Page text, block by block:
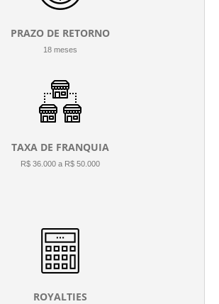
PRAZO DE RETORNO
18 meses
TAXA DE FRANQUIA
R$ 36.000 a R$ 50.000
ROYALTIES